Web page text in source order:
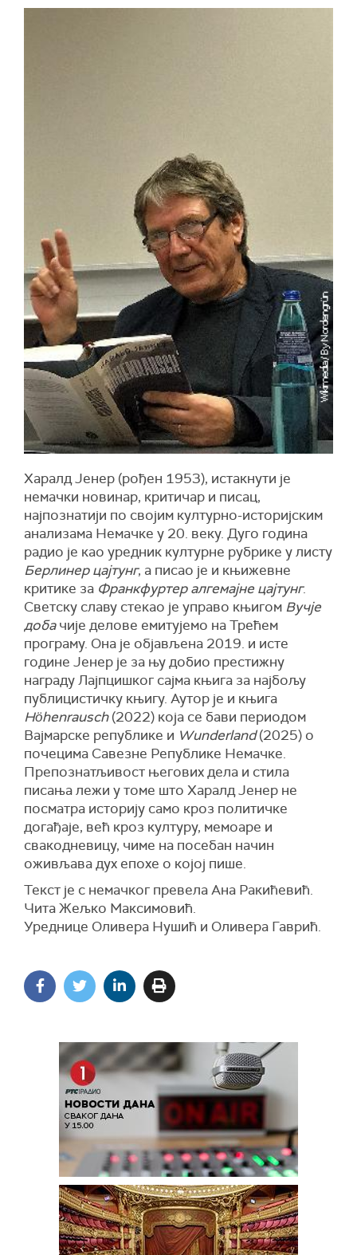
Харалд Јенер (рођен 1953), истакнути је
немачки новинар, критичар и писац,
најпознатији по својим културно-историјским
анализама Немачке у 20. веку. Дуго година
радио је као уредник културне рубрике у листу
Берлинер цајтунг, а писао је и књижевне
критике за Франкфуртер алгемајне цајтунг.
Светску славу стекао је управо књигом Вучје
добачије делове емитујемо на Трећем
програму. Она је објављена 2019. и исте
године Јенер је за њу добио престижну
награду Лајпцишког сајма књига за најбољу
публицистичку књигу. Аутор је и књига
Höhenrausch(2022) која се бави периодом
Вајмарске републике и Wunderland(2025) о
почецима Савезне Републике Немачке.
Препознатљивост његових дела и стила
писања лежи у томе што Харалд Јенер не
посматра историју само кроз политичке
догађаје, већ кроз културу, мемоаре и
свакодневицу, чиме на посебан начин
оживљава дух епохе о којој пише.
Текст је с немачког превела Ана Ракићевић.
Чита Жељко Максимовић.
Уреднице Оливера Нушић и Оливера Гаврић.